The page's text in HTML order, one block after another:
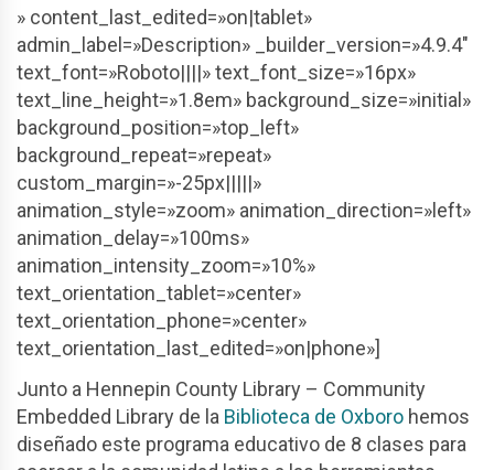
» content_last_edited=»on|tablet»
admin_label=»Description» _builder_version=»4.9.4″
text_font=»Roboto||||» text_font_size=»16px»
text_line_height=»1.8em» background_size=»initial»
background_position=»top_left»
background_repeat=»repeat»
custom_margin=»-25px|||||»
animation_style=»zoom» animation_direction=»left»
animation_delay=»100ms»
animation_intensity_zoom=»10%»
text_orientation_tablet=»center»
text_orientation_phone=»center»
text_orientation_last_edited=»on|phone»]
Junto a Hennepin County Library – Community
Embedded Library de la Biblioteca de Oxboro hemos
diseñado este programa educativo de 8 clases para